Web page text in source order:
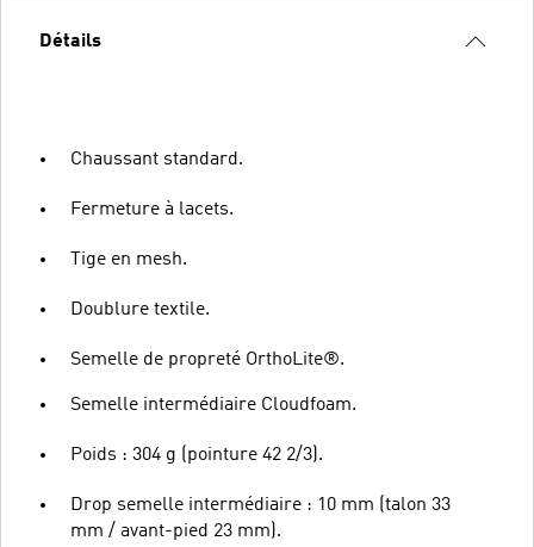
Détails
Chaussant standard.
Fermeture à lacets.
Tige en mesh.
Doublure textile.
Semelle de propreté OrthoLite®.
Semelle intermédiaire Cloudfoam.
Poids : 304 g (pointure 42 2/3).
Drop semelle intermédiaire : 10 mm (talon 33
mm / avant-pied 23 mm).